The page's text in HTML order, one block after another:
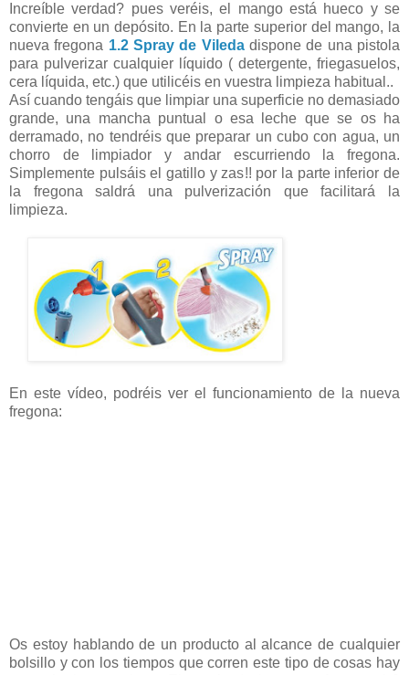
Increíble verdad? pues veréis, el mango está hueco y se
convierte en un depósito. En la parte superior del mango, la
nueva fregona 1.2 Spray de Viledadispone de una pistola
para pulverizar cualquier líquido ( detergente, friegasuelos,
cera líquida, etc.) que utilicéis en vuestra limpieza habitual..
Así cuando tengáis que limpiar una superficie no demasiado
grande, una mancha puntual o esa leche que se os ha
derramado, no tendréis que preparar un cubo con agua, un
chorro de limpiador y andar escurriendo la fregona.
Simplemente pulsáis el gatillo y zas!! por la parte inferior de
la fregona saldrá una pulverización que facilitará la
limpieza.
En este vídeo, podréis ver el funcionamiento de la nueva
fregona:
Os estoy hablando de un producto al alcance de cualquier
bolsillo y con los tiempos que corren este tipo de cosas hay